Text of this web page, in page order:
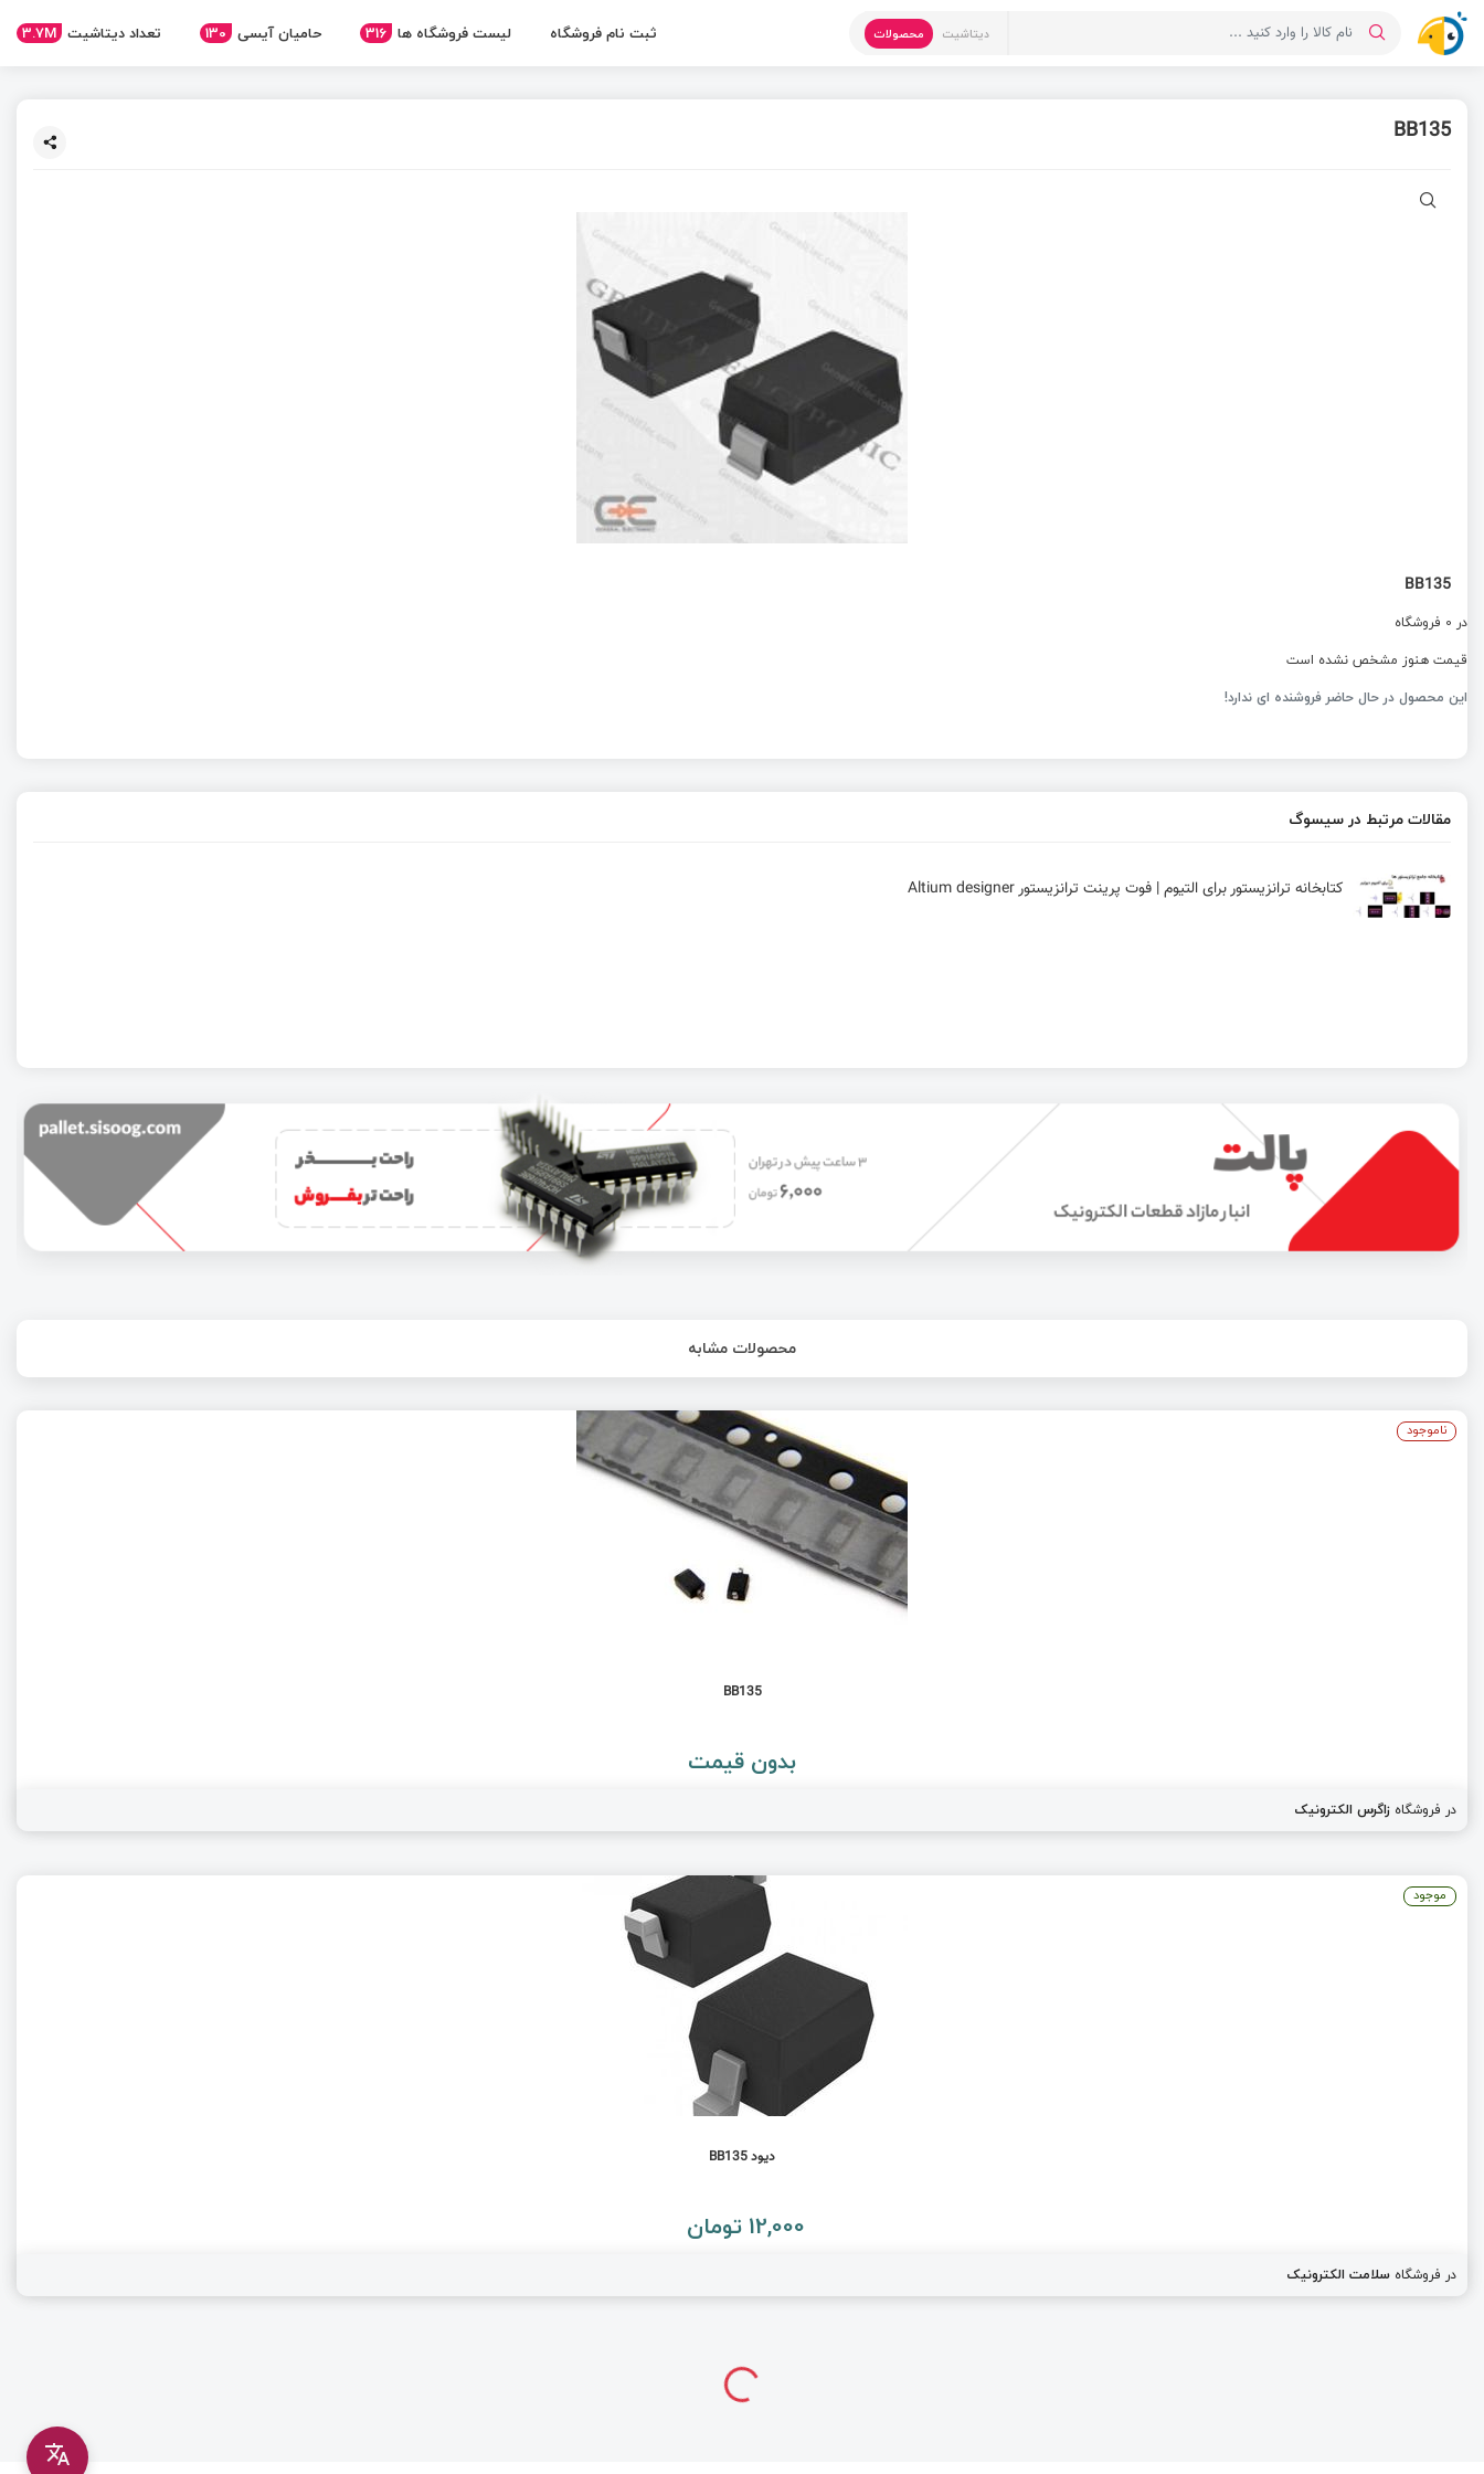
دیتاشیت محصولات ثبت نام فروشگاه لیست فروشگاه ها 316 حامیان آیسی 130 تعداد دیتاشیت 3.7M
BB135
BB135
در 0 فروشگاه
قیمت هنوز مشخص نشده است
این محصول در حال حاضر فروشنده ای ندارد!
مقالات مرتبط در سیسوگ
کتابخانه ترانزیستور برای التیوم | فوت پرینت ترانزیستور Altium designer
محصولات مشابه
BB135
بدون قیمت
در فروشگاه زاگرس الکترونیک
ناموجود
دیود BB135
12,000 تومان
در فروشگاه سلامت الکترونیک
موجود